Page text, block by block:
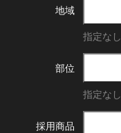
地域
指定なし
部位
指定なし
採用商品